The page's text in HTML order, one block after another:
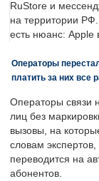
RuStore и
на территории
есть нюанс: Apple
Операторы
платить за них все
Операторы связи
лиц без
вызовы, на
словам
переводится на
абонентов.